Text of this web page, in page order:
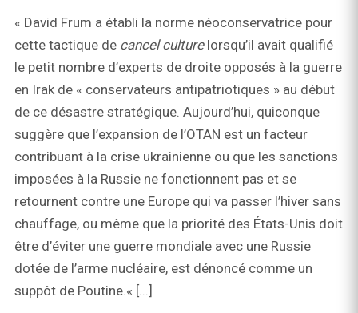
« David Frum a établi la norme néoconservatrice pour
cette tactique de cancel culturelorsqu’il avait qualifié
le petit nombre d’experts de droite opposés à la guerre
en Irak de « conservateurs antipatriotiques » au début
de ce désastre stratégique. Aujourd’hui, quiconque
suggère que l’expansion de l’OTAN est un facteur
contribuant à la crise ukrainienne ou que les sanctions
imposées à la Russie ne fonctionnent pas et se
retournent contre une Europe qui va passer l’hiver sans
chauffage, ou même que la priorité des États-Unis doit
être d’éviter une guerre mondiale avec une Russie
dotée de l’arme nucléaire, est dénoncé comme un
suppôt de Poutine.« [...]